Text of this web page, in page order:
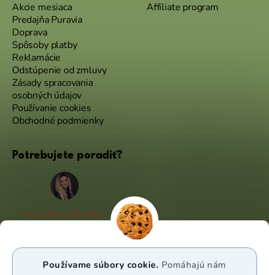
Používame súbory cookie. Pomáhajú nám
Akcie mesiaca
Predajňa Puravia
Doprava
Spôsoby platby
Reklamácie
Odstúpenie od zmluvy
Zásady spracovania
osobných údajov
Používanie cookies
Obchodné podmienky
Affiliate program
Potrebujete poradiť?
+421 950 105 034
WhatsApp